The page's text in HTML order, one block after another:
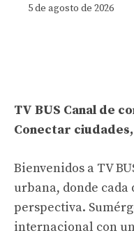
5 de agosto de 2026
TV BUS Canal de
Conectar
Bienvenidos a TV
urbana, donde
perspectiva.
internacional con